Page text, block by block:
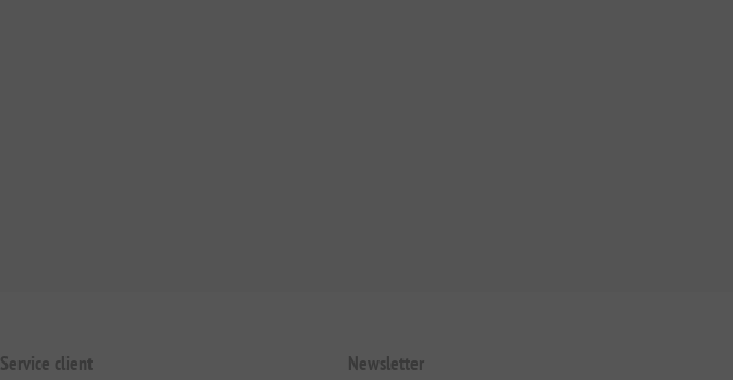
Service client
Newsletter